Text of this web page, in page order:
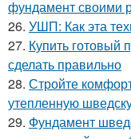
фундамент своими
26. УШП: Как эта
27. Купить готовый
сделать правильно
28. Стройте
утепленную
29. Фундамент